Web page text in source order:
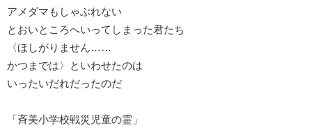
アメダマもしゃぶれない
とおいところへいってしまった君たち
〈ほしがりません……
かつまでは〉といわせたのは
いったいだれだったのだ
「斉美小学校戦災児童の霊」